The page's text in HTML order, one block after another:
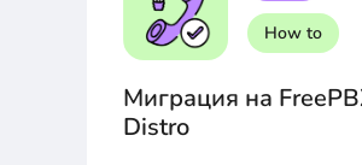
How to
Миграция на
Distro